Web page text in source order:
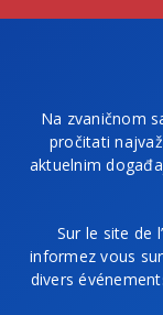
Na zvaničnom
pročitati
aktuelnim
Sur le site de
informez vous
divers